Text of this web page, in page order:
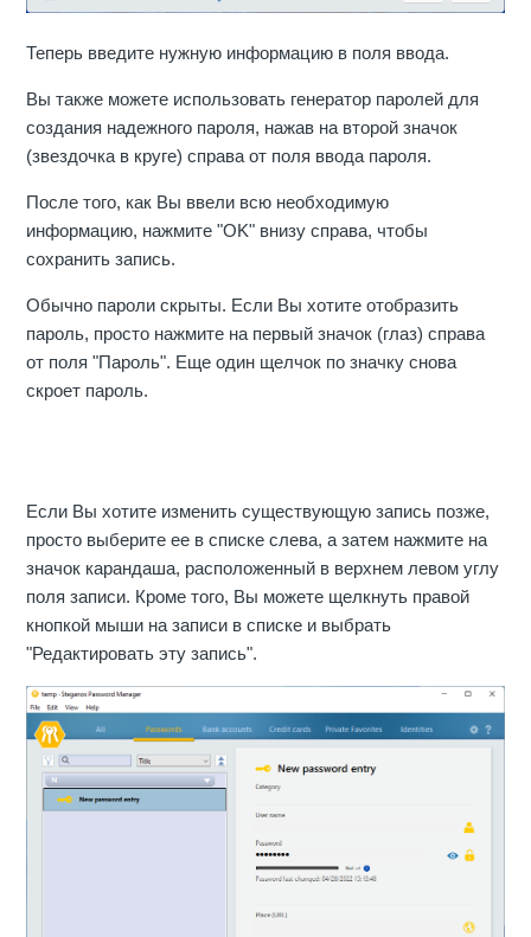
Теперь введите нужную информацию в поля ввода.
Вы также можете использовать генератор паролей для
создания надежного пароля, нажав на второй значок
(звездочка в круге) справа от поля ввода пароля.
После того, как Вы ввели всю необходимую
информацию, нажмите "OK" внизу справа, чтобы
сохранить запись.
Обычно пароли скрыты. Если Вы хотите отобразить
пароль, просто нажмите на первый значок (глаз) справа
от поля "Пароль". Еще один щелчок по значку снова
скроет пароль.
Если Вы хотите изменить существующую запись позже,
просто выберите ее в списке слева, а затем нажмите на
значок карандаша, расположенный в верхнем левом углу
поля записи. Кроме того, Вы можете щелкнуть правой
кнопкой мыши на записи в списке и выбрать
"Редактировать эту запись".